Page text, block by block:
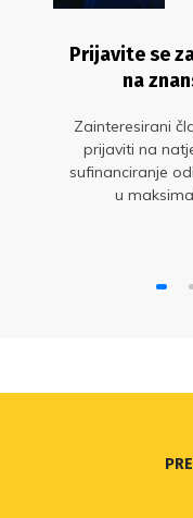
Prijavite se
na
Zainteresirani
prijaviti na
sufinanciranje
u